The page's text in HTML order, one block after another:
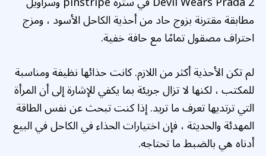
مطابقة مقترنة بزوج حاد من أحذية الكاحل الأسود ، ومزج
احتراف مصقول تمامًا مع حافة خفية.
لم تكن الأحذية أكثر من اللازم. كانت حذائها نظيفة ومناسبة
للمكتب ، لكنها لا تزال جريئة بما يكفي للإشارة إلى أن المرأة
التي ترتديها تعرف ما تريد. إذا كنت تبحث عن نفس الطاقة
المهدئة والحديثة ، فإن اختيارات الحذاء في الكاحل في البيع
أدناه هي بالضبط ما تحتاجه.